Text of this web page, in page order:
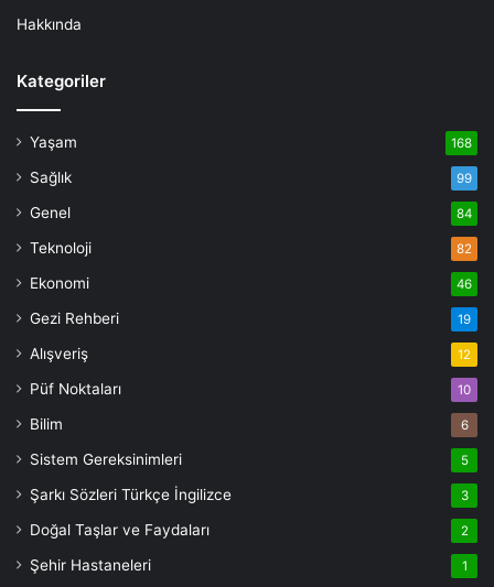
Hakkında
Kategoriler
Yaşam 168
Sağlık 99
Genel 84
Teknoloji 82
Ekonomi 46
Gezi Rehberi 19
Alışveriş 12
Püf Noktaları 10
Bilim 6
Sistem Gereksinimleri 5
Şarkı Sözleri Türkçe İngilizce 3
Doğal Taşlar ve Faydaları 2
Şehir Hastaneleri 1